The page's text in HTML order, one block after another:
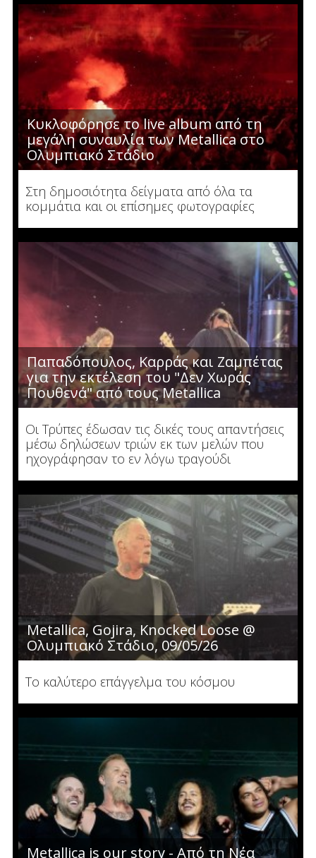
Κυκλοφόρησε το live album από τη
μεγάλη συναυλία των Metallica στο
Ολυμπιακό Στάδιο
Στη δημοσιότητα δείγματα από όλα τα
κομμάτια και οι επίσημες φωτογραφίες
Παπαδόπουλος, Καρράς και Ζαμπέτας
για την εκτέλεση του "Δεν Χωράς
Πουθενά" από τους Metallica
Οι Τρύπες έδωσαν τις δικές τους απαντήσεις
μέσω δηλώσεων τριών εκ των μελών που
ηχογράφησαν το εν λόγω τραγούδι
Metallica, Gojira, Knocked Loose @
Ολυμπιακό Στάδιο, 09/05/26
Το καλύτερο επάγγελμα του κόσμου
Metallica is our story - Από τη Νέα